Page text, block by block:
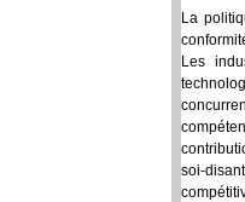
La
Les
soi-